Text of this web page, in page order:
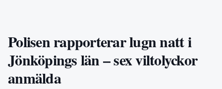
Polisen rapporterar lugn natt i
Jönköpings län – sex viltolyckor
anmälda